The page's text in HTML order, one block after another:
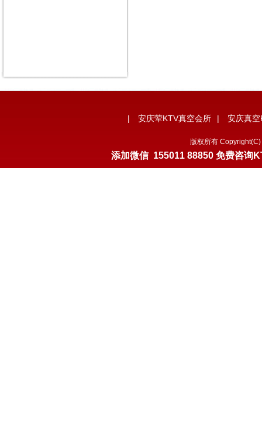
| 安庆荤KTV真空会所 | 安庆真
版权所有
添加微信 155011 88850免费咨询